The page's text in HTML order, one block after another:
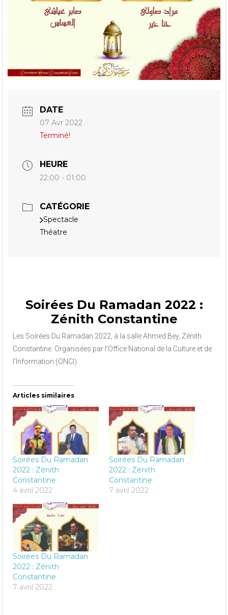
DATE
07 Avr 2022
Terminé!
HEURE
22:00 - 01:00
CATÉGORIE
Spectacle
Théatre
Soirées Du Ramadan 2022 :
Zénith Constantine
Les Soirées Du Ramadan 2022, à la salle Ahmed Bey, Zénith
Constantine. Organisées par l’Office National de la Culture et de
l’Information (ONCI).
Articles similaires
Soirées Du Ramadan
2022 : Zénith
Constantine
4 avril 2022
Soirées Du Ramadan
2022 : Zénith
Constantine
7 avril 2022
Soirées Du Ramadan
2022 : Zénith
Constantine
7 avril 2022